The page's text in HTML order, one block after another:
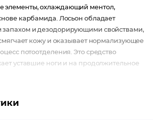
элементы, охлаждающий ментол,
карбамида. Лосьон обладает
и дезодорирующими свойствами,
кожу и оказывает нормализующее
потоотделения. Это средство
уставшие ноги и на продолжительное
расстояния 10-15 см.